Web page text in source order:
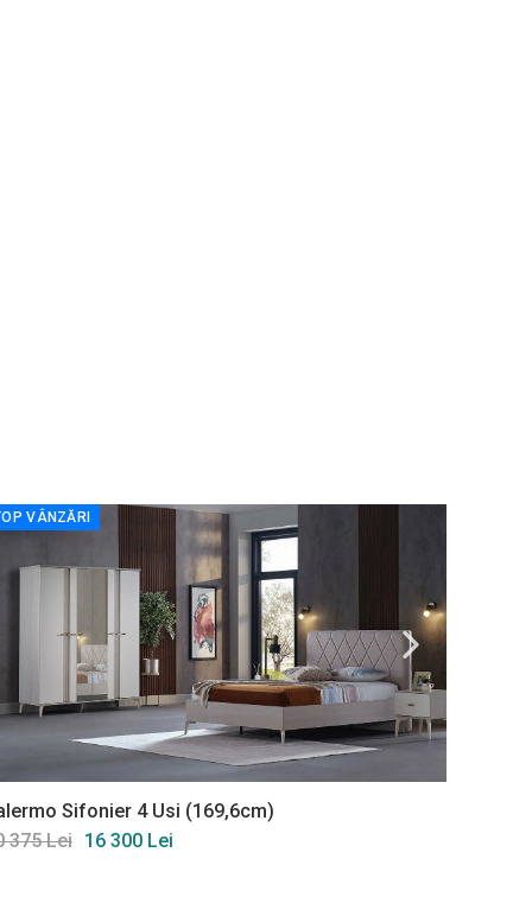
VÂNZĂRI
Sifonier 4 Usi (169,6cm)
375 Lei 16 300 Lei